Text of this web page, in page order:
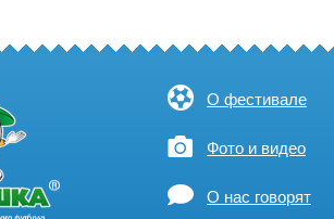
О фестивале
Фото и видео
О нас говорят